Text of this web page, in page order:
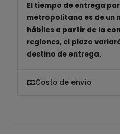
El tiempo de entrega
metropolitana es de un
hábiles a partir de la
regiones, el plazo
destino de entrega.
Costo de envío